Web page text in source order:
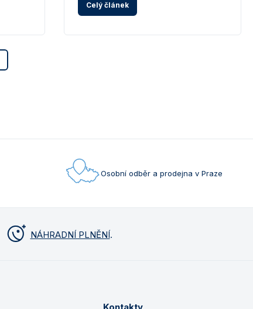
Celý článek
Osobní odběr a prodejna v Praze
NÁHRADNÍ PLNĚNÍ.